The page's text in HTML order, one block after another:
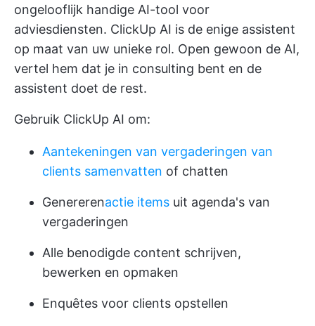
ongelooflijk handige AI-tool voor
adviesdiensten. ClickUp AI is de enige assistent
op maat van uw unieke rol. Open gewoon de AI,
vertel hem dat je in consulting bent en de
assistent doet de rest.
Gebruik ClickUp AI om:
Aantekeningen van vergaderingen van
clients samenvatten of chatten
Genererenactie items uit agenda's van
vergaderingen
Alle benodigde content schrijven,
bewerken en opmaken
Enquêtes voor clients opstellen